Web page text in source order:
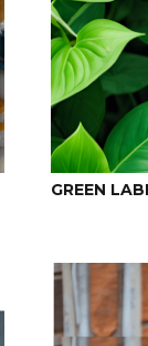
GREEN